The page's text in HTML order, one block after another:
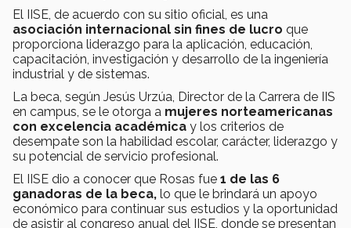
El IISE, de acuerdo con su sitio oficial, es una
asociación internacional sin fines de lucro que
proporciona liderazgo para la aplicación, educación,
capacitación, investigación y desarrollo de la ingeniería
industrial y de sistemas.
La beca, según Jesús Urzúa, Director de la Carrera de IIS
en campus, se le otorga a mujeres norteamericanas
con excelencia académica y los criterios de
desempate son la habilidad escolar, carácter, liderazgo y
su potencial de servicio profesional.
El IISE dio a conocer que Rosas fue 1 de las 6
ganadoras de la beca, lo que le brindará un apoyo
económico para continuar sus estudios y la oportunidad
de asistir al congreso anual del IISE, donde se presentan